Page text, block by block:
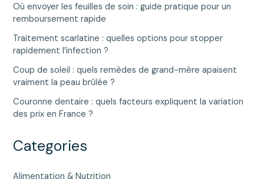
Où envoyer les feuilles de soin : guide pratique pour un
remboursement rapide
Traitement scarlatine : quelles options pour stopper
rapidement l’infection ?
Coup de soleil : quels remèdes de grand-mère apaisent
vraiment la peau brûlée ?
Couronne dentaire : quels facteurs expliquent la variation
des prix en France ?
Categories
Alimentation & Nutrition